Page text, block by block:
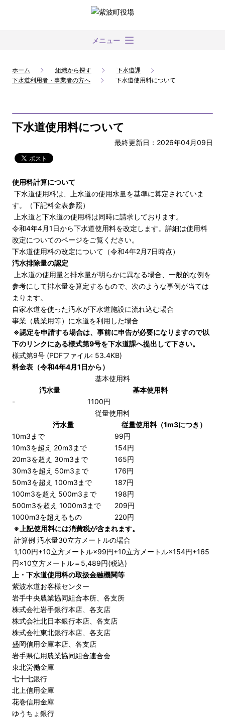
メニュー
ホーム 組織から探す
下水道課
下水道利用者・事業者の方へ
下水道使用料について
下水道使用料について
最終更新日：2026年04月09日
使用料計算について
下水道使用料は、上水道の使用水量を基準に算定されていま
す。（下記料金表参照）
上水道と下水道の使用料は同時に請求しております。
令和4年4月1日から下水道使用料を改定します。詳細は使用料
改定についてのページをご覧ください。
下水道使用料の改定について（令和4年2月7日時点）
汚水排除量の認定
上水道の使用量と排水量が明らかに異なる場合、一般的な例を
参考にして排水量を算定するもので、次のような事例が当ては
まります。
自家水道を使った汚水が下水道施設に流れ込む場合
事業（農業用等）に水道を利用した場合
※認定を申請する場合は、事前に申告が必要になりますので以
下のリンクにある様式第9号を下水道課へ提出して下さい。
様式第9号 (PDFファイル: 53.4KB)
料金表（令和4年4月1日から）
基本使用料
汚水量
基本使用料
-
1100円
従量使用料
汚水量
従量使用料（1m3につき）
10m3まで
99円
10m3を超え 20m3まで
154円
20m3を超え 30m3まで
165円
30m3を超え 50m3まで
176円
50m3を超え 100m3まで
187円
100m3を超え 500m3まで
198円
500m3を超え 1000m3まで
209円
1000m3を超えるもの
220円
※上記使用料には消費税が含まれます。
計算例 汚水量30立方メートルの場合
1,100円+10立方メートル×99円+10立方メートル×154円+165
円×10立方メートル＝5,489円(税込)
上・下水道使用料の取扱金融機関等
紫波水道お客様センター
岩手中央農業協同組合本所、各支所
株式会社岩手銀行本店、各支店
株式会社北日本銀行本店、各支店
株式会社東北銀行本店、各支店
盛岡信用金庫本店、各支店
岩手県信用農業協同組合連合会
東北労働金庫
七十七銀行
北上信用金庫
花巻信用金庫
ゆうちょ銀行